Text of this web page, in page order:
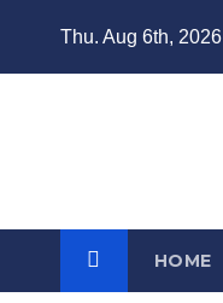
Thu. Aug 6th, 2026
HOME